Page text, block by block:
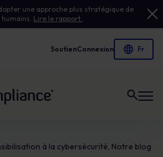
une approche plus stratégique de
Lire le rapport.
SoutienConnexion
à la cybersécurité, Notre blog